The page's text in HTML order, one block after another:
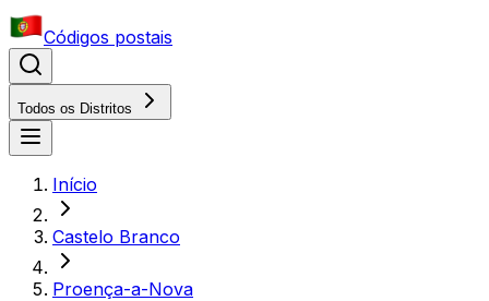
Códigos postais
Todos os Distritos
Início
Castelo Branco
Proença-a-Nova